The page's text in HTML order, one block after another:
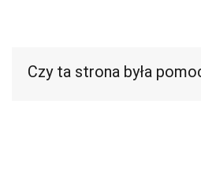
Czy ta strona była